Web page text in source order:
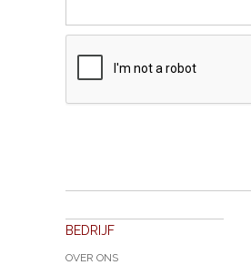
BEDRIJF
OVER ONS